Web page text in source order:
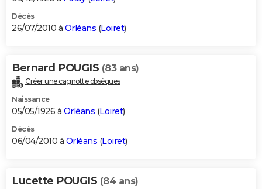
Décès
26/07/2010 à Orléans (Loiret)
Bernard POUGIS (83 ans)
Créer une cagnotte obsèques
Naissance
05/05/1926 à Orléans (Loiret)
Décès
06/04/2010 à Orléans (Loiret)
Lucette POUGIS (84 ans)